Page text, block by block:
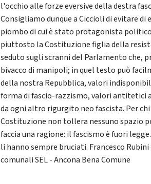
l'occhio alle forze eversive della destra
Consigliamo dunque a Ciccioli di evitare di
piombo di cui è stato protagonista
piuttosto la Costituzione figlia della
seduto sugli scranni del Parlamento che,
bivacco di manipoli; in quel testo può
della nostra Repubblica, valori
forma di fascio-razzismo, valori antitetici
da ogni altro rigurgito neo fascista. Per
Costituzione non tollera nessuno spazio
faccia una ragione: il fascismo è fuori
li hanno sempre bruciati. Francesco
comunali SEL - Ancona Bena Comune